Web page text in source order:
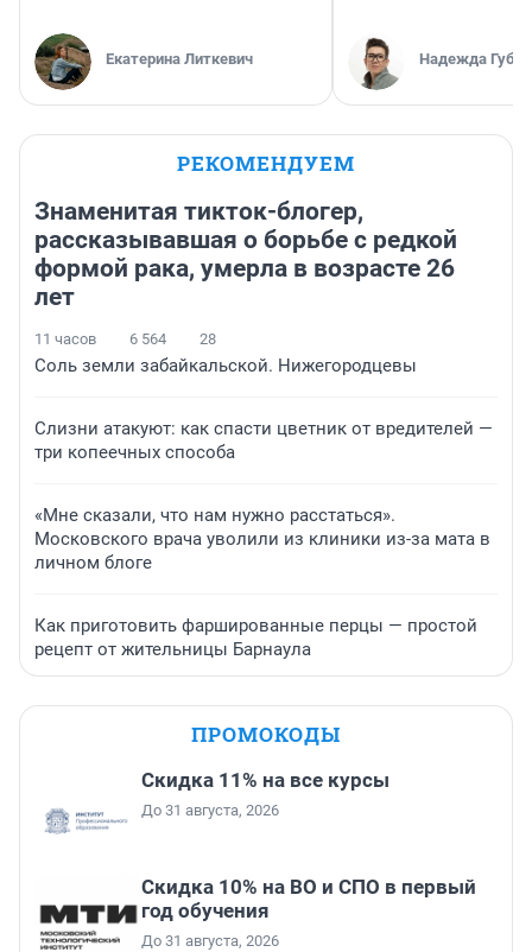
Екатерина Литкевич Надежда
РЕКОМЕНДУЕМ
Знаменитая тикток-блогер,
рассказывавшая о борьбе с редкой
формой рака, умерла в возрасте 26
лет
11 часов 6 564 28
Соль земли забайкальской. Нижегородцевы
Слизни атакуют: как спасти цветник от вредителей —
три копеечных способа
«Мне сказали, что нам нужно расстаться».
Московского врача уволили из клиники из-за мата в
личном блоге
Как приготовить фаршированные перцы — простой
рецепт от жительницы Барнаула
ПРОМОКОДЫ
Скидка 11% на все курсы
До 31 августа, 2026
Скидка 10% на ВО и СПО в первый
год обучения
До 31 августа, 2026